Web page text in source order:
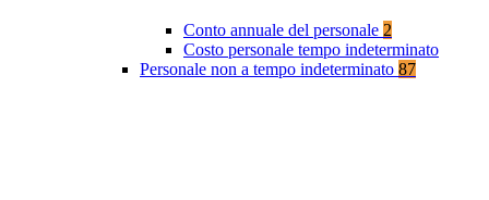
Conto annuale del personale 2
Costo personale tempo indeterminato
Personale non a tempo indeterminato 87